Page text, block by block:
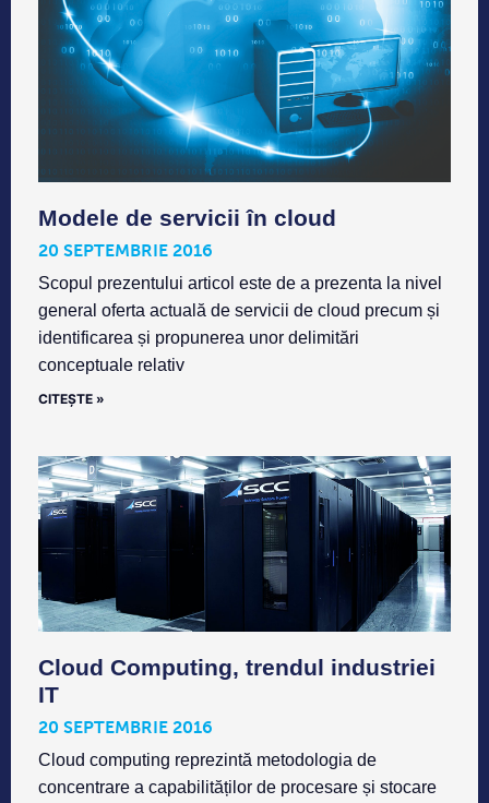
Modele de servicii în cloud
20 SEPTEMBRIE 2016
Scopul prezentului articol este de a prezenta la nivel
general oferta actuală de servicii de cloud precum și
identificarea și propunerea unor delimitări
conceptuale relativ
CITEȘTE »
Cloud Computing, trendul industriei
IT
20 SEPTEMBRIE 2016
Cloud computing reprezintă metodologia de
concentrare a capabilităților de procesare și stocare